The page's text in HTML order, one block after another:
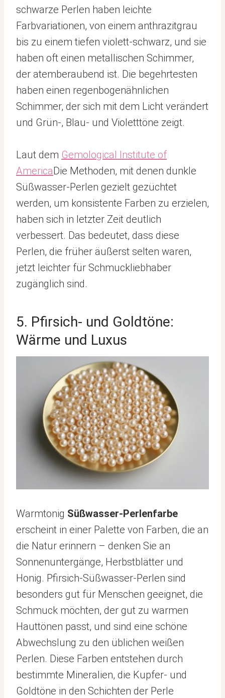
schwarze Perlen haben leichte
Farbvariationen, von einem anthrazitgrau
bis zu einem tiefen violett-schwarz, und sie
haben oft einen metallischen Schimmer,
der atemberaubend ist. Die begehrtesten
haben einen regenbogenähnlichen
Schimmer, der sich mit dem Licht verändert
und Grün-, Blau- und Violetttöne zeigt.
Laut dem Gemological Institute of
AmericaDie Methoden, mit denen dunkle
Süßwasser-Perlen gezielt gezüchtet
werden, um konsistente Farben zu erzielen,
haben sich in letzter Zeit deutlich
verbessert. Das bedeutet, dass diese
Perlen, die früher äußerst selten waren,
jetzt leichter für Schmuckliebhaber
zugänglich sind.
5. Pfirsich- und Goldtöne:
Wärme und Luxus
Warmtonig Süßwasser-Perlenfarbe
erscheint in einer Palette von Farben, die an
die Natur erinnern – denken Sie an
Sonnenuntergänge, Herbstblätter und
Honig. Pfirsich-Süßwasser-Perlen sind
besonders gut für Menschen geeignet, die
Schmuck möchten, der gut zu warmen
Hauttönen passt, und sind eine schöne
Abwechslung zu den üblichen weißen
Perlen. Diese Farben entstehen durch
bestimmte Mineralien, die Kupfer- und
Goldtöne in den Schichten der Perle